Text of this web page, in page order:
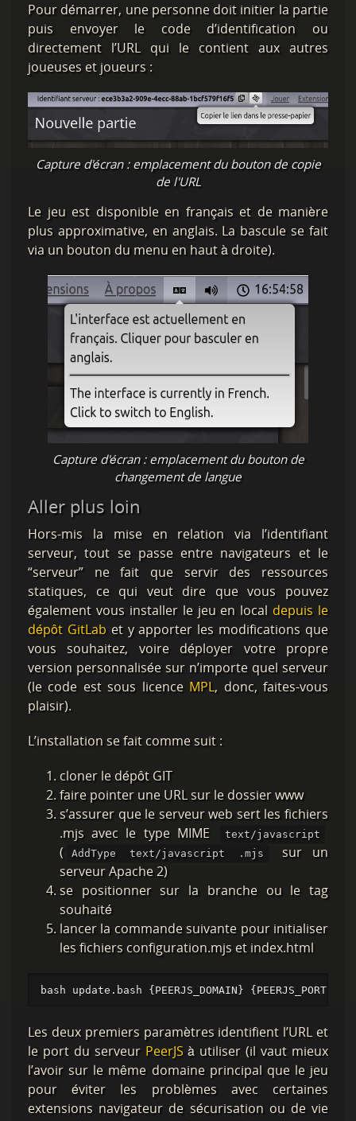
Pour démarrer, une personne doit initier la partie
puis envoyer le code d’identification ou
directement l’URL qui le contient aux autres
joueuses et joueurs :
Capture d'écran : emplacement du bouton de copie
de l'URL
Le jeu est disponible en français et de manière
plus approximative, en anglais. La bascule se fait
via un bouton du menu en haut à droite).
Capture d'écran : emplacement du bouton de
changement de langue
Aller plus loin
Hors-mis la mise en relation via l’identifiant
serveur, tout se passe entre navigateurs et le
“serveur” ne fait que servir des ressources
statiques, ce qui veut dire que vous pouvez
également vous installer le jeu en local depuis le
dépôt GitLab et y apporter les modifications que
vous souhaitez, voire déployer votre propre
version personnalisée sur n’importe quel serveur
(le code est sous licence MPL, donc, faites-vous
plaisir).
L’installation se fait comme suit :
cloner le dépôt GIT
faire pointer une URL sur le dossier www
s’assurer que le serveur web sert les fichiers
.mjs avec le type MIME
text/javascript
( AddType text/javascript .mjs
sur un
serveur Apache 2)
se positionner sur la branche ou le tag
souhaité
lancer la commande suivante pour initialiser
les fichiers configuration.mjs et index.html
Les deux premiers paramètres identifient l’URL et
le port du serveur PeerJS à utiliser (il vaut mieux
l’avoir sur le même domaine principal que le jeu
pour éviter les problèmes avec certaines
extensions navigateur de sécurisation ou de vie